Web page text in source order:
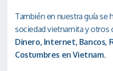
También en nuestra guía se
sociedad vietnamita y otros
Dinero, Internet, Bancos,
Costumbres en Vietnam.